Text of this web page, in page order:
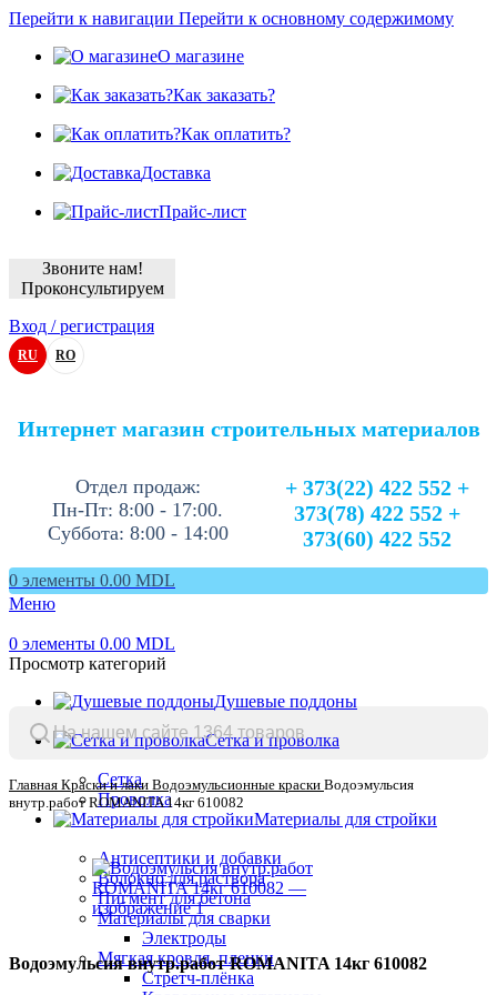
Перейти к навигации Перейти к основному содержимому
О магазине
Как заказать?
Как оплатить?
Доставка
Прайс-лист
Звоните нам!
Проконсультируем
Вход / регистрация
RU RO
Интернет магазин строительных материалов
Отдел продаж:
Пн-Пт: 8:00 - 17:00.
Суббота: 8:00 - 14:00
+ 373(22) 422 552 +
373(78) 422 552 +
373(60) 422 552
0 элементы 0.00 MDL
Меню
0 элементы 0.00 MDL
Просмотр категорий
Душевые поддоны
Сетка и проволка
Сетка
Проволка
Материалы для стройки
Антисептики и добавки
Волокно для раствора
Пигмент для бетона
Материалы для сварки
Электроды
Мягкая кровля, пленки
Стретч-плёнка
Главная Краски и лаки Водоэмульсионные краски Водоэмульсия
внутр.работ ROMANITA 14кг 610082
Водоэмульсия внутр.работ ROMANITA 14кг 610082